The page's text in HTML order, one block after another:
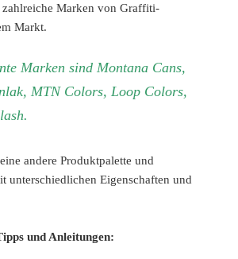
zahlreiche Marken von Graffiti-
Markt.
Marken sind Montana Cans,
MTN Colors, Loop Colors,
andere Produktpalette und
unterschiedlichen Eigenschaften und
und Anleitungen: